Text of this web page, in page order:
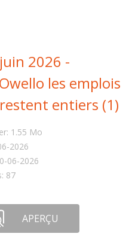
2026 -
les emplois
entiers (1)
1.55 Mo
2026
06-2026
87
APERÇU